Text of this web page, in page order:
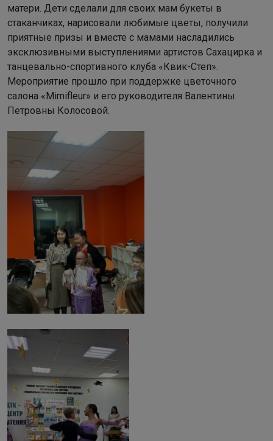
матери. Дети сделали для своих мам букеты в
стаканчиках, нарисовали любимые цветы, получили
приятные призы и вместе с мамами насладились
эксклюзивными выступлениями артистов Сахацирка и
танцевально-спортивного клуба «Квик-Степ».
Мероприятие прошло при поддержке цветочного
салона «Mimifleur» и его руководителя Валентины
Петровны Колосовой.